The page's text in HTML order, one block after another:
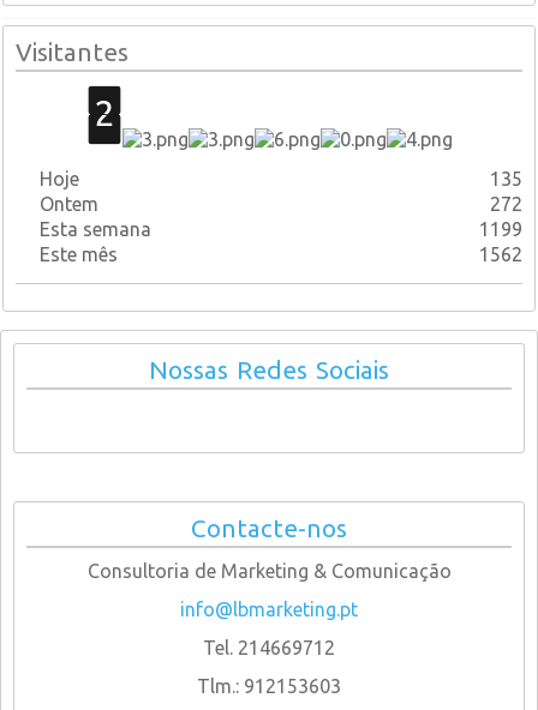
Visitantes
Hoje
135
Ontem
272
Esta semana
1199
Este mês
1562
Nossas Redes Sociais
Contacte-nos
Consultoria de Marketing & Comunicação
info@lbmarketing.pt
Tel. 214669712
Tlm.: 912153603